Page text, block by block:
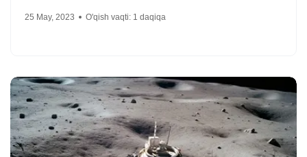
25 May, 2023 O'qish vaqti: 1 daqiqa